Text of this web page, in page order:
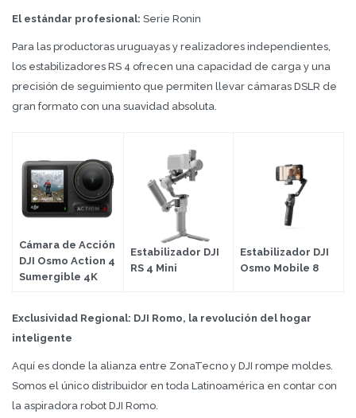
El estándar profesional: Serie Ronin
Para las productoras uruguayas y realizadores independientes,
los estabilizadores RS 4 ofrecen una capacidad de carga y una
precisión de seguimiento que permiten llevar cámaras DSLR de
gran formato con una suavidad absoluta.
Cámara de Acción
DJI Osmo Action 4
Sumergible 4K
Estabilizador DJI
RS 4 Mini
Estabilizador DJI
Osmo Mobile 8
Exclusividad Regional: DJI Romo, la revolución del hogar
inteligente
Aquí es donde la alianza entre ZonaTecno y DJI rompe moldes.
Somos el único distribuidor en toda Latinoamérica en contar con
la aspiradora robot DJI Romo.